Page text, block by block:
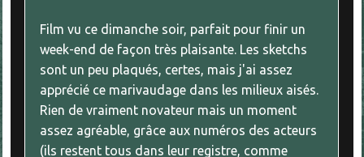
Film vu ce dimanche soir, parfait pour finir un
week-end de façon très plaisante. Les sketchs
sont un peu plaqués, certes, mais j'ai assez
apprécié ce marivaudage dans les milieux aisés.
Rien de vraiment novateur mais un moment
assez agréable, grâce aux numéros des acteurs
(ils restent tous dans leur registre, comme